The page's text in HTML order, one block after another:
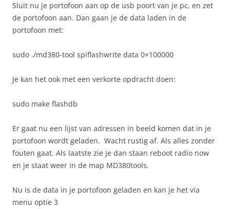
Sluit nu je portofoon aan op de usb poort van je pc, en zet
de portofoon aan. Dan gaan je de data laden in de
portofoon met:
sudo ./md380-tool spiflashwrite data 0×100000
Je kan het ook met een verkorte opdracht doen:
sudo make flashdb
Er gaat nu een lijst van adressen in beeld komen dat in je
portofoon wordt geladen. Wacht rustig af. Als alles zonder
fouten gaat. Als laatste zie je dan staan reboot radio now
en je staat weer in de map MD380tools.
Nu is de data in je portofoon geladen en kan je het via
menu optie 3